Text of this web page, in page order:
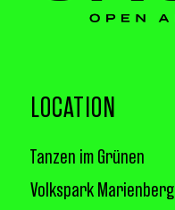
LOCATION
Tanzen im Grünen
Volkspark Marienberg